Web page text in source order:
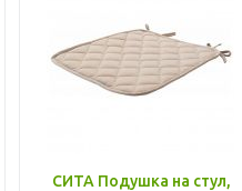
СИТА Подушка на стул,